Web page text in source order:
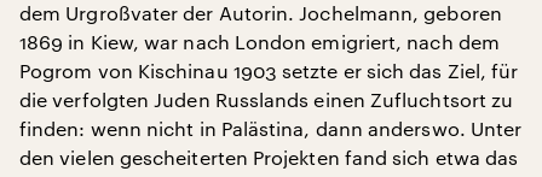
dem Urgroßvater der Autorin. Jochelmann, geboren
1869 in Kiew, war nach London emigriert, nach dem
Pogrom von Kischinau 1903 setzte er sich das Ziel, für
die verfolgten Juden Russlands einen Zufluchtsort zu
finden: wenn nicht in Palästina, dann anderswo. Unter
den vielen gescheiterten Projekten fand sich etwa das